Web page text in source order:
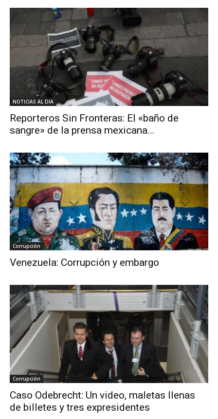
NOTICIAS AL DIA
Reporteros Sin Fronteras: El «baño de
sangre» de la prensa mexicana...
Corrupción
Venezuela: Corrupción y embargo
Corrupción
Caso Odebrecht: Un video, maletas llenas
de billetes y tres expresidentes